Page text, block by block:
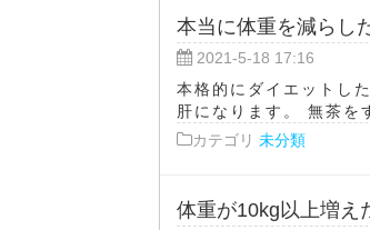
本当に体重を減らし
2021-5-18 17:16
本格的にダイエットし
肝になります。 無茶を
カテゴリ 未分類
体重が10kg以上増え